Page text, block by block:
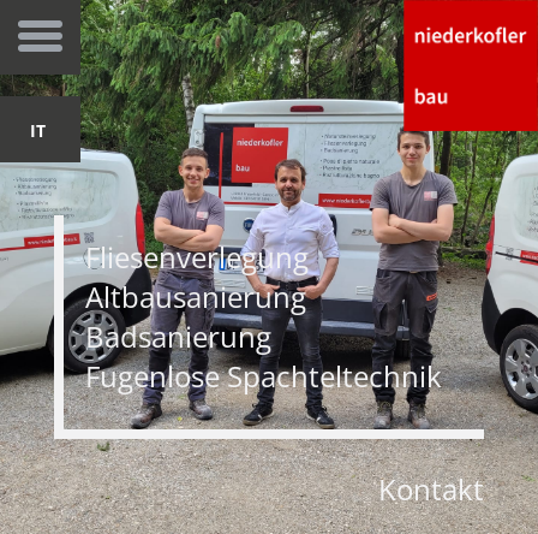
IT
Fliesenverlegung
Altbausanierung
Badsanierung
Fugenlose Spachteltechnik
Kontakt